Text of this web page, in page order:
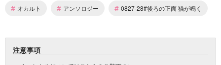
# オカルト # アンソロジー # 0827-28#後ろの正面 猫が鳴く
注意事項